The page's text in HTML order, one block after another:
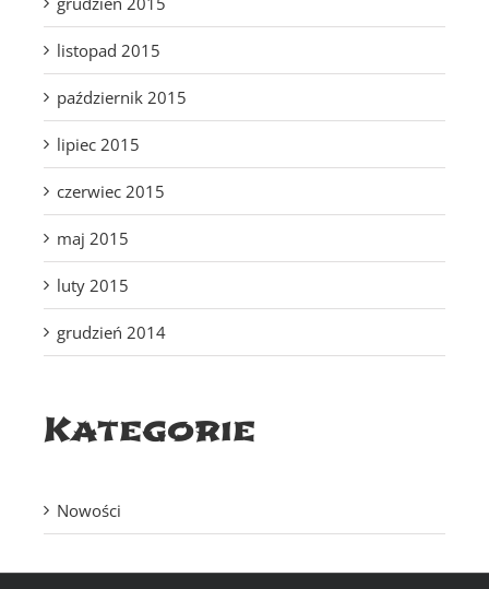
listopad 2015
październik 2015
lipiec 2015
czerwiec 2015
maj 2015
luty 2015
grudzień 2014
Kategorie
Nowości